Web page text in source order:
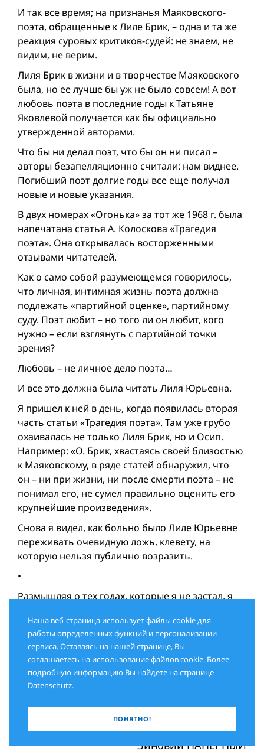
И так все время; на признанья Маяковского-
поэта, обращенные к Лиле Брик, – одна и та же
реакция суровых критиков-судей: не знаем, не
видим, не верим.
Лиля Брик в жизни и в творчестве Маяковского
была, но ее лучше бы уж не было совсем! А вот
любовь поэта в последние годы к Татьяне
Яковлевой получается как бы официально
утвержденной авторами.
Что бы ни делал поэт, что бы он ни писал –
авторы безапелляционно считали: нам виднее.
Погибший поэт долгие годы все еще получал
новые и новые указания.
В двух номерах «Огонька» за тот же 1968 г. была
напечатана статья А. Колоскова «Трагедия
поэта». Она открывалась восторженными
отзывами читателей.
Как о само собой разумеющемся говорилось,
что личная, интимная жизнь поэта должна
подлежать «партийной оценке», партийному
суду. Поэт любит – но того ли он любит, кого
нужно – если взглянуть с партийной точки
зрения?
Любовь – не личное дело поэта…
И все это должна была читать Лиля Юрьевна.
Я пришел к ней в день, когда появилась вторая
часть статьи «Трагедия поэта». Там уже грубо
охаивалась не только Лиля Брик, но и Осип.
Например: «О. Брик, хвастаясь своей близостью
к Маяковскому, в ряде статей обнаружил, что
он – ни при жизни, ни после смерти поэта – не
понимал его, не сумел правильно оценить его
крупнейшие произведения».
Снова я видел, как больно было Лиле Юрьевне
переживать очевидную ложь, клевету, на
которую нельзя публично возразить.
•
Размышляя о тех годах, которые я не застал, я
радостно и весело со своей музой. Ощущалось
противоречие между ее отношением к нему –
человеку и поэту. В первом случае были
взаимные измены. Но ее внутренняя связь с его
поэтическим и человеческим миром была
нерушимой.
Зиновий ПАПЕРНЫЙ
Наша веб-страница использует файлы cookie для
работы определенных функций и персонализации
сервиса. Оставаясь на нашей странице, Вы
соглашаетесь на использование файлов cookie. Более
подробную информацию Вы найдете на странице
Datenschutz.
ПОНЯТНО!